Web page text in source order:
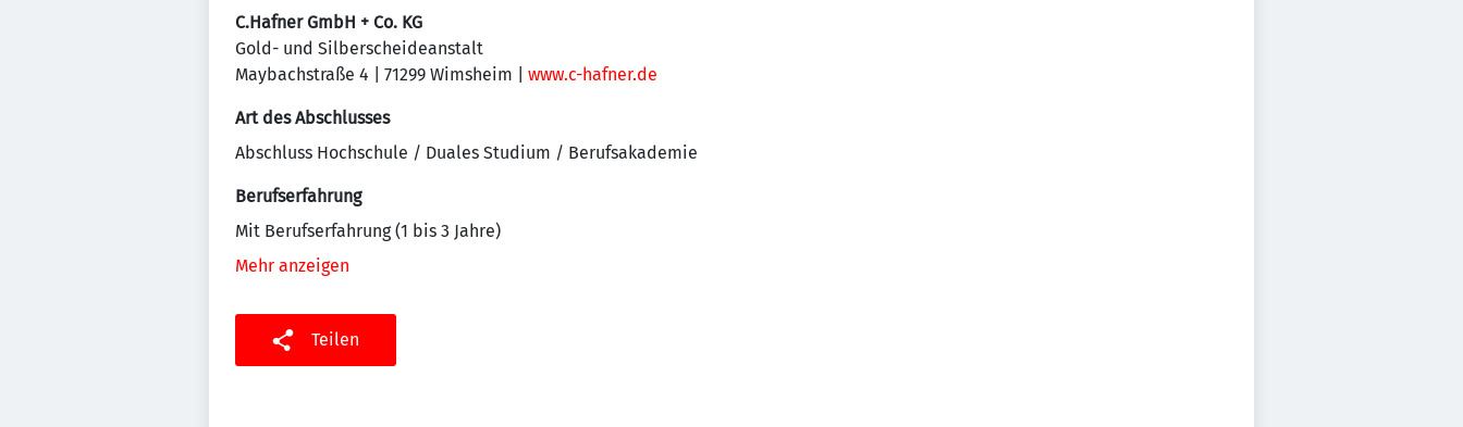
C.Hafner GmbH + Co. KG
Gold- und Silberscheideanstalt
Maybachstraße 4 | 71299 Wimsheim | www.c-hafner.de
Art des Abschlusses
Abschluss Hochschule / Duales Studium / Berufsakademie
Berufserfahrung
Mit Berufserfahrung (1 bis 3 Jahre)
Mehr anzeigen
Teilen